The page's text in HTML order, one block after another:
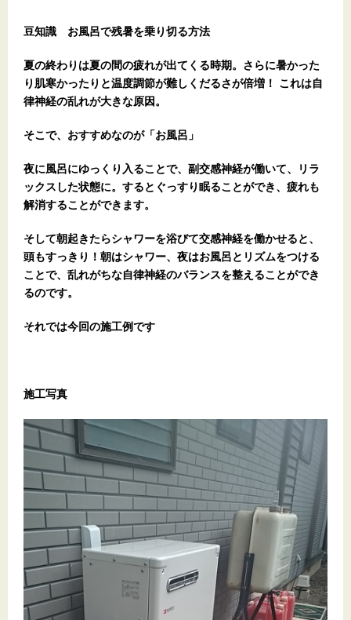
豆知識 お風呂で残暑を乗り切る方法
夏の終わりは夏の間の疲れが出てくる時期。さらに暑かった
り肌寒かったりと温度調節が難しくだるさが倍増！ これは自
律神経の乱れが大きな原因。
そこで、おすすめなのが「お風呂」
夜に風呂にゆっくり入ることで、副交感神経が働いて、リラ
ックスした状態に。するとぐっすり眠ることができ、疲れも
解消することができます。
そして朝起きたらシャワーを浴びて交感神経を働かせると、
頭もすっきり！朝はシャワー、夜はお風呂とリズムをつける
ことで、乱れがちな自律神経のバランスを整えることができ
るのです。
それでは今回の施工例です
施工写真